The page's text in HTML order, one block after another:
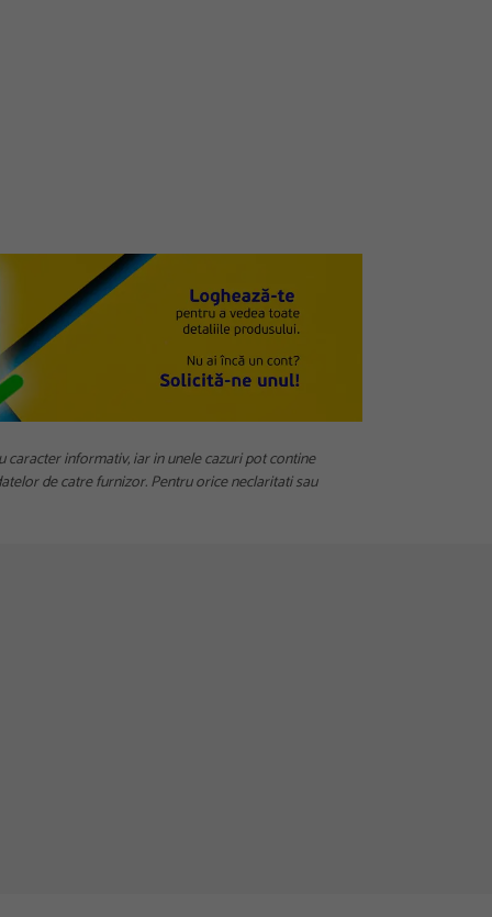
caracter informativ, iar in unele cazuri pot contine
de catre furnizor. Pentru orice neclaritati sau